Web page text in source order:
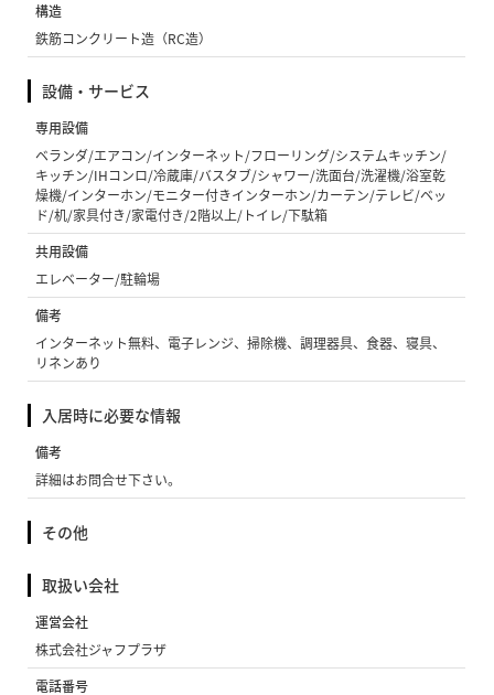
構造
鉄筋コンクリート造（RC造）
設備・サービス
専用設備
ベランダ/エアコン/インターネット/フローリング/システムキッチン/
キッチン/IHコンロ/冷蔵庫/バスタブ/シャワー/洗面台/洗濯機/浴室乾
燥機/インターホン/モニター付きインターホン/カーテン/テレビ/ベッ
ド/机/家具付き/家電付き/2階以上/トイレ/下駄箱
共用設備
エレベーター/駐輪場
備考
インターネット無料、電子レンジ、掃除機、調理器具、食器、寝具、
リネンあり
入居時に必要な情報
備考
詳細はお問合せ下さい。
その他
取扱い会社
運営会社
株式会社ジャフプラザ
電話番号